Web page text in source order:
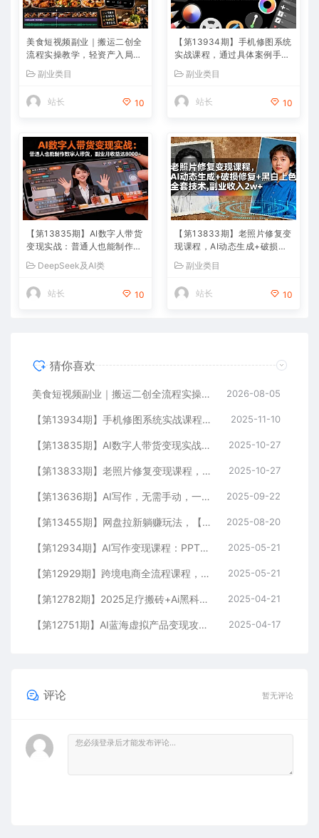
美食短视频副业｜搬运二创全
流程实操教学，轻资产入局赛
方法
副业类目
站长 10
【第13934期】手机修图系统
实战课程，通过具体案例手把
现
副业类目
站长 10
【第13835期】AI数字人带货
变现实战：普通人也能制作数
0+
DeepSeek及AI类
站长 10
【第13833期】老照片修复变
现课程，AI动态生成+破损修
收入2w+
副业类目
站长 10
猜你喜欢
美食短视频副业｜搬运二创全流程实操教学，轻资产入局赛道，掌握账号起号与带货实操方法 2026-08-05
【第13934期】手机修图系统实战课程，通过具体案例手把手教学调色技巧，实现副业变现 2025-11-10
【第13835期】AI数字人带货变现实战：普通人也能制作数字人带货，副业月收益达8000+ 2025-10-27
【第13833期】老照片修复变现课程，AI动态生成+破损修复+黑白上色+全套技术,副业收入2w+ 2025-10-27
【第13636期】AI写作，无需手动，一键生成文稿，一单1000+ 永不失业副业项目 2025-09-22
【第13455期】网盘拉新躺赚玩法，【网盘+即梦+小说+短剧】拉新 2025-08-20
【第12934期】AI写作变现课程：PPT制作，文案撰写实战，零基础7天周入3k+案例拆解 2025-05-21
【第12929期】跨境电商全流程课程，社媒运营独立站搭建，掌握选品流量，实现高效出海 2025-05-21
【第12782期】2025足疗搬砖+Ai黑科技，5分钟一条视频，手把手教学小白 2025-04-21
【第12751期】AI蓝海虚拟产品变现攻略，零投入、易操作，手把手打造风口副业项目 2025-04-17
评论 暂无评论